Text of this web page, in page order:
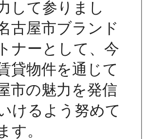
して参りまし
古屋市ブランド
ナーとして、今
貸物件を通じて
市の魅力を発信
けるよう努めて
す。